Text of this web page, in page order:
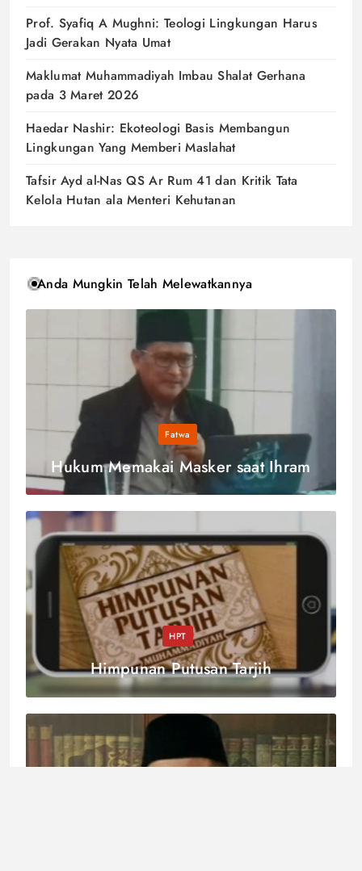
Prof. Syafiq A Mughni: Teologi Lingkungan Harus
Jadi Gerakan Nyata Umat
Maklumat Muhammadiyah Imbau Shalat Gerhana
pada 3 Maret 2026
Haedar Nashir: Ekoteologi Basis Membangun
Lingkungan Yang Memberi Maslahat
Tafsir Ayd al-Nas QS Ar Rum 41 dan Kritik Tata
Kelola Hutan ala Menteri Kehutanan
Anda Mungkin Telah Melewatkannya
Fatwa
Hukum Memakai Masker saat Ihram
HPT
Himpunan Putusan Tarjih